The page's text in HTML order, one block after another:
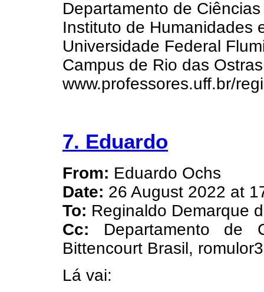
Departamento de
Instituto de Humanidades
Universidade Federal
Campus de Rio das Ostras
www.professores.uff.br/
7. Eduardo
From: Eduardo Ochs
Date: 26 August 2022 at
To: Reginaldo Demarque
Cc: Departamento de
Bittencourt Brasil,
Lá vai: